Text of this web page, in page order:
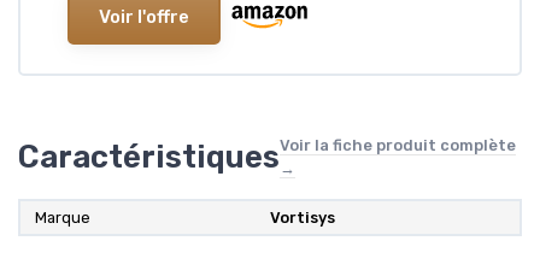
Voir l'offre
CaractéristiquesVoir la fiche produit complète
→
Marque Vortisys